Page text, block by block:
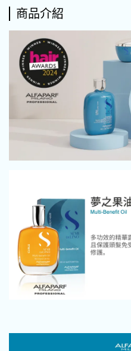
商品介紹